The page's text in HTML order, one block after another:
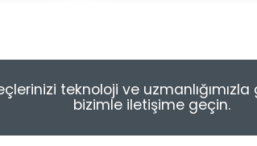
teknoloji ve
bizimle iletişime geçin.